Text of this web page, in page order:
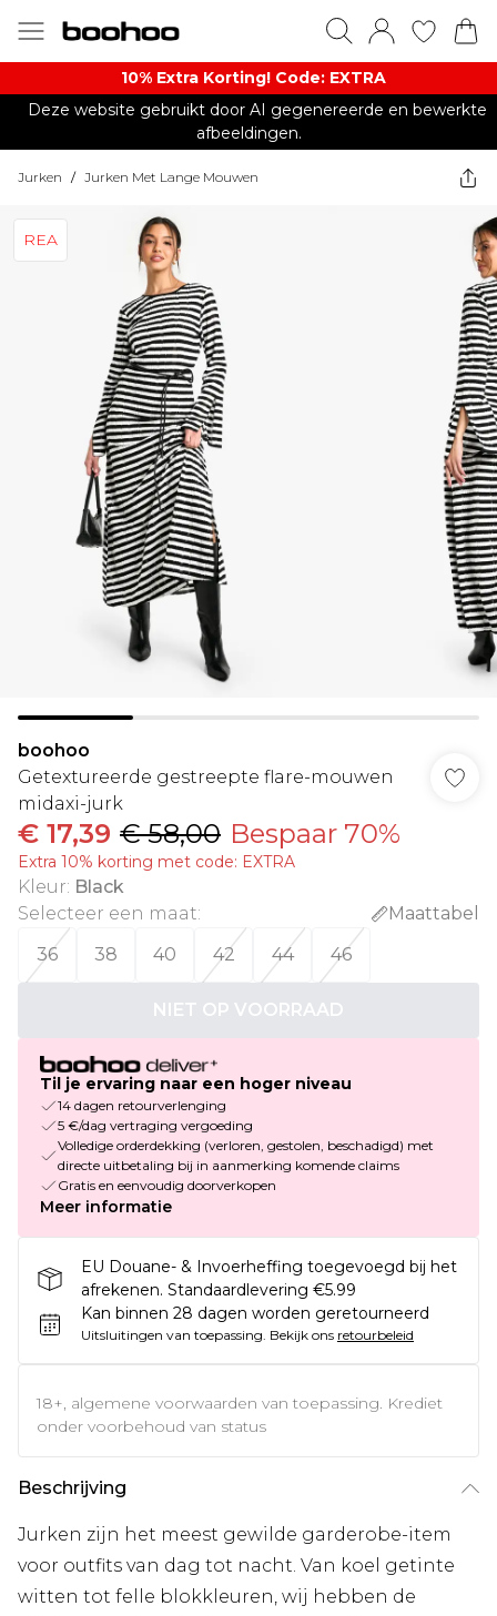
10% Extra Korting! Code: EXTRA​
Deze website gebruikt door AI gegenereerde en bewerkte
afbeeldingen.
Jurken / Jurken Met Lange Mouwen
REA
boohoo
Getextureerde gestreepte flare-mouwen
midaxi-jurk
€ 17,39 € 58,00 Bespaar 70%
Extra 10% korting met code: EXTRA
Kleur: Black
Selecteer een maat:
Maattabel
36
38 40 42 44 46
NIET OP VOORRAAD
Til je ervaring naar een hoger niveau
14 dagen retourverlenging
5 €/dag vertraging vergoeding
Volledige orderdekking (verloren, gestolen, beschadigd) met
directe uitbetaling bij in aanmerking komende claims
Gratis en eenvoudig doorverkopen
Meer informatie
EU Douane- & Invoerheffing toegevoegd bij het
afrekenen. Standaardlevering €5.99
Kan binnen 28 dagen worden geretourneerd
Uitsluitingen van toepassing. Bekijk ons retourbeleid
18+, algemene voorwaarden van toepassing. Krediet
onder voorbehoud van status
Beschrijving
Jurken zijn het meest gewilde garderobe-item
voor outfits van dag tot nacht. Van koel getinte
witten tot felle blokkleuren, wij hebben de